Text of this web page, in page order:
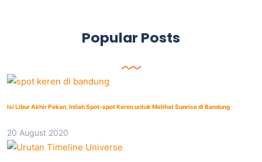
Popular Posts
Isi Libur Akhir Pekan, Inilah Spot-spot Keren untuk Melihat Sunrise di Bandung
20 August 2020